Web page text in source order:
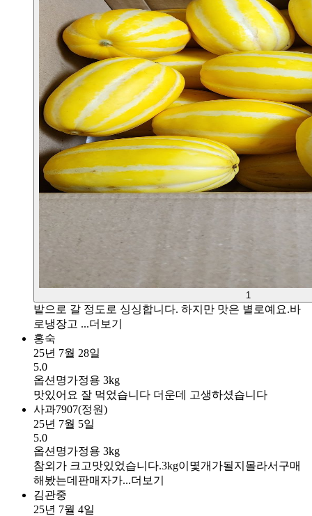
1
밭으로 갈 정도로 싱싱합니다. 하지만 맛은 별로예요.바
로냉장고 ...더보기
홍숙
25년 7월 28일
5.0
옵션명가정용 3kg
맛있어요 잘 먹었습니다 더운데 고생하셨습니다
사과7907(정원)
25년 7월 5일
5.0
옵션명가정용 3kg
참외가 크고맛있었습니다.3kg이몇개가될지몰라서구매
해봤는데판매자가...더보기
김관중
25년 7월 4일